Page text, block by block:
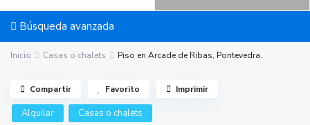
Búsqueda avanzada
Inicio Casas o chalets Piso en Arcade de Ribas, Pontevedra.
Alquilar Casas o chalets
Compartir Favorito Imprimir